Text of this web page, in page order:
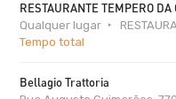
RESTAURANTE TEMPERO DA
Qualquer lugar
Tempo total
Bellagio Trattoria